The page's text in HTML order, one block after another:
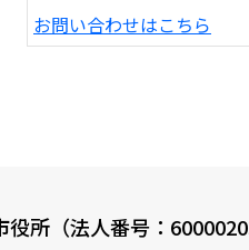
お問い合わせはこちら
役所（法人番号：